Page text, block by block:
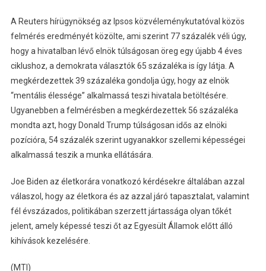
A Reuters hírügynökség az Ipsos közvéleménykutatóval közös
felmérés eredményét közölte, ami szerint 77 százalék véli úgy,
hogy a hivatalban lévő elnök túlságosan öreg egy újabb 4 éves
ciklushoz, a demokrata választók 65 százaléka is így látja. A
megkérdezettek 39 százaléka gondolja úgy, hogy az elnök
“mentális élessége” alkalmassá teszi hivatala betöltésére.
Ugyanebben a felmérésben a megkérdezettek 56 százaléka
mondta azt, hogy Donald Trump túlságosan idős az elnöki
pozícióra, 54 százalék szerint ugyanakkor szellemi képességei
alkalmassá teszik a munka ellátására.
Joe Biden az életkorára vonatkozó kérdésekre általában azzal
válaszol, hogy az életkora és az azzal járó tapasztalat, valamint
fél évszázados, politikában szerzett jártassága olyan tőkét
jelent, amely képessé teszi őt az Egyesült Államok előtt álló
kihívások kezelésére.
(MTI)